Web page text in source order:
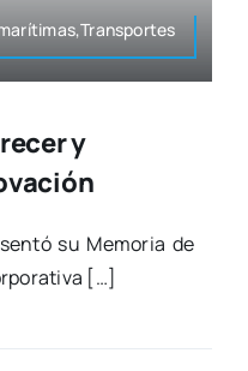
y
su Memo­ria de
[…]